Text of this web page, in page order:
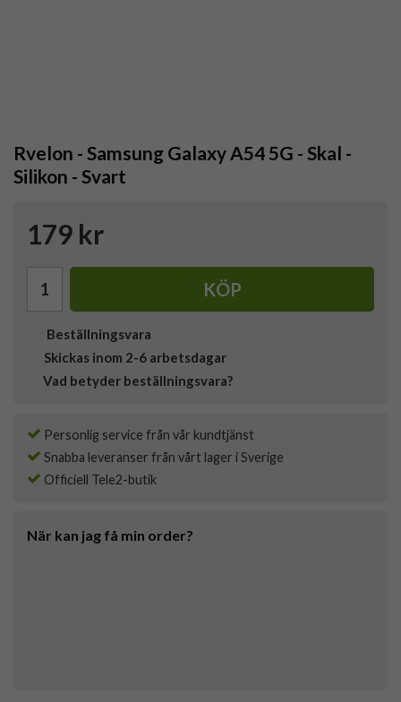
Rvelon - Samsung Galaxy A54 5G - Skal -
Silikon - Svart
179 kr
KÖP
Beställningsvara
Skickas inom 2-6 arbetsdagar
Vad betyder beställningsvara?
Personlig service från vår kundtjänst
Snabba leveranser från vårt lager i Sverige
Officiell Tele2-butik
När kan jag få min order?